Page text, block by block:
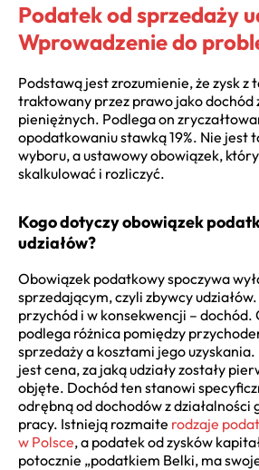
Podatek od sprzedaży
Wprowadzenie do
Podstawą jest zrozumienie, że zysk
traktowany przez prawo jako dochód
pieniężnych. Podlega on
opodatkowaniu stawką 19%. Nie jest
wyboru, a ustawowy obowiązek,
skalkulować i rozliczyć.
Kogo dotyczy obowiązek
udziałów?
Obowiązek podatkowy spoczywa
sprzedającym, czyli zbywcy
przychód i w konsekwencji –
podlega różnica pomiędzy
sprzedaży a kosztami jego
jest cena, za jaką udziały zostały
objęte. Dochód ten stanowi
odrębną od dochodów z działalności
pracy. Istnieją rozmaite rodzaje
w Polsce, a podatek od zysków
potocznie „podatkiem Belki, ma